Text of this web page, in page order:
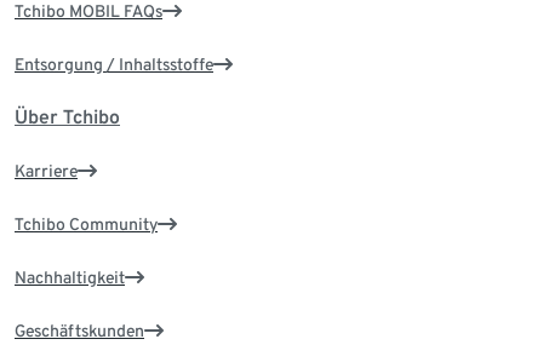
Tchibo MOBIL FAQs
Entsorgung / Inhaltsstoffe
Über Tchibo
Karriere
Tchibo Community
Nachhaltigkeit
Geschäftskunden